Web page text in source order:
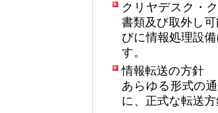
クリヤデスク・
書類及び取外し
びに情報処理設
す。
情報転送の方針
あらゆる形式の
に、正式な転送